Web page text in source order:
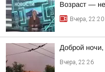
Возраст —
Вчера, 22:20
Доброй ночи,
Вчера, 22:26